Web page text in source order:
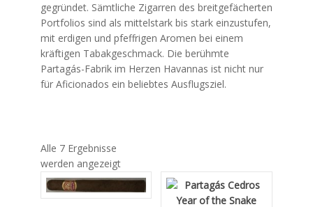
gegründet. Sämtliche Zigarren des breitgefächerten
Portfolios sind als mittelstark bis stark einzustufen,
mit erdigen und pfeffrigen Aromen bei einem
kräftigen Tabakgeschmack. Die berühmte
Partagás-Fabrik im Herzen Havannas ist nicht nur
für Aficionados ein beliebtes Ausflugsziel.
Alle 7 Ergebnisse
werden angezeigt